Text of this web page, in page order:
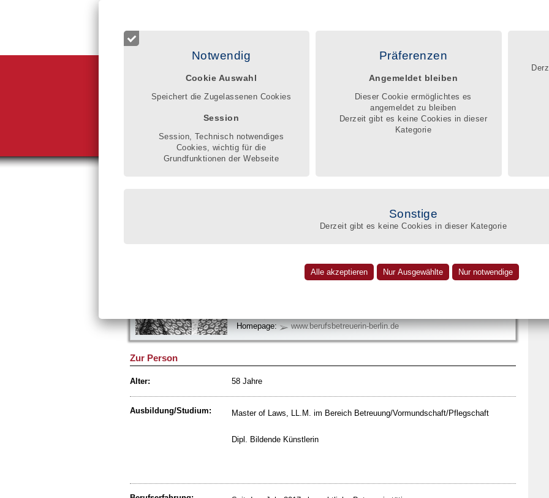
Notwendig
Cookie Auswahl
Speichert die Zugelassenen Cookies
Session
Session, Technisch notwendiges
Cookies, wichtig für die
Grundfunktionen der Webseite
Präferenzen
Angemeldet bleiben
Dieser Cookie ermöglichtes es
angemeldet zu bleiben
Derzeit gibt es keine Cookies in dieser
Kategorie
Sonstige
Derzeit gibt es keine Cookies in dieser Kategorie
Start
Berufsbetreuung ist eine fachlich und persönlich anspruchsvolle Aufgabe. Sie erfordert
eine umfassende Kompetenz und kontinuierliches berufliches Weiterlernen.
Mit dem Eintrag ins Qualitätsregister mache ich meine beruflichen Qualifikationen und
Bettina Heikaus, LL.M.
Homepage:
www.berufsbetreuerin-berlin.de
Zur Person
Alter: 58 Jahre
Ausbildung/Studium: Master of Laws, LL.M. im Bereich Betreuung/Vormundschaft/Pflegschaft
Dipl. Bildende Künstlerin